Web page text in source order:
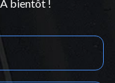
. À bientôt !